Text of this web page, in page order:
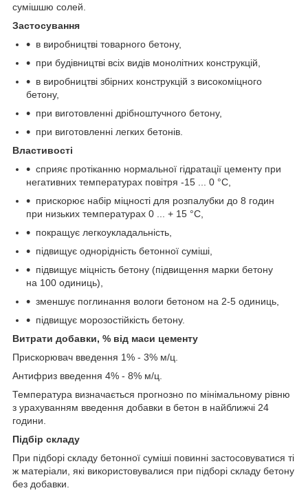
сумішшю солей.
Застосування
в виробництві товарного бетону,
при будівництві всіх видів монолітних конструкцій,
в виробництві збірних конструкцій з високоміцного
бетону,
при виготовленні дрібноштучного бетону,
при виготовленні легких бетонів.
Властивості
сприяє протіканню нормальної гідратації цементу при
негативних температурах повітря -15 ... 0 °С,
прискорює набір міцності для розпалубки до 8 годин
при низьких температурах 0 ... + 15 °С,
покращує легкоукладальність,
підвищує однорідність бетонної суміші,
підвищує міцність бетону (підвищення марки бетону
на 100 одиниць),
зменшує поглинання вологи бетоном на 2-5 одиниць,
підвищує морозостійкість бетону.
Витрати добавки, % від маси цементу
Прискорювач введення 1% - 3% м/ц.
Антифриз введення 4% - 8% м/ц.
Температура визначається прогнозно по мінімальному рівню
з урахуванням введення добавки в бетон в найближчі 24
години.
Підбір складу
При підборі складу бетонної суміші повинні застосовуватися ті
ж матеріали, які використовувалися при підборі складу бетону
без добавки.